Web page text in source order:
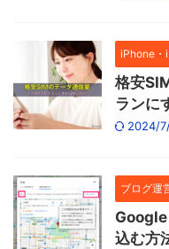
iPhone・
格安
ランに
2024/
ブログ運
込む方